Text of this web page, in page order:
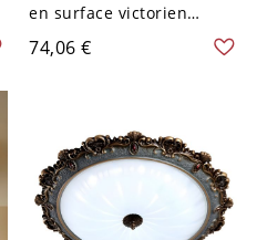
en surface victorien
adapté pour LED - Noir
110 V-120 V Petit A
74,06 €